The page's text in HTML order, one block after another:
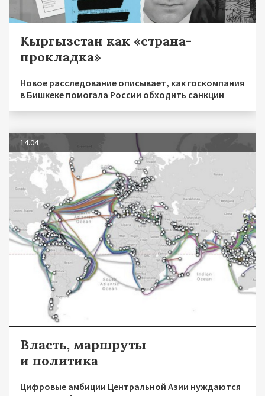
Кыргызстан как «страна-
прокладка»
Новое расследование описывает, как госкомпания
в Бишкеке помогала России обходить санкции
14.04
Власть, маршруты
и политика
Цифровые амбиции Центральной Азии нуждаются